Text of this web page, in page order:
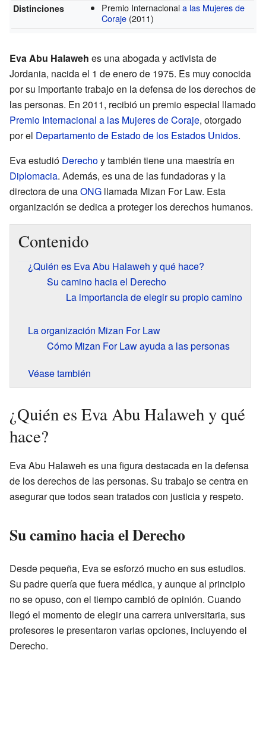
Distinciones Premio Internacionala las Mujeres de
Coraje (2011)
Eva Abu Halaweh es una abogada y activista de
Jordania, nacida el 1 de enero de 1975. Es muy conocida
por su importante trabajo en la defensa de los derechos de
las personas. En 2011, recibió un premio especial llamado
Premio Internacional a las Mujeres de Coraje, otorgado
por el Departamento de Estado de los Estados Unidos.
Eva estudió Derechoy también tiene una maestría en
Diplomacia. Además, es una de las fundadoras y la
directora de unaONG llamada Mizan For Law. Esta
organización se dedica a proteger los derechos humanos.
Contenido
¿Quién es Eva Abu Halaweh y qué hace?
Su camino hacia el Derecho
La importancia de elegir su propio camino
La organización Mizan For Law
Cómo Mizan For Law ayuda a las personas
Véase también
¿Quién es Eva Abu Halaweh y qué
hace?
Eva Abu Halaweh es una figura destacada en la defensa
de los derechos de las personas. Su trabajo se centra en
asegurar que todos sean tratados con justicia y respeto.
Su camino hacia el Derecho
Desde pequeña, Eva se esforzó mucho en sus estudios.
Su padre quería que fuera médica, y aunque al principio
no se opuso, con el tiempo cambió de opinión. Cuando
llegó el momento de elegir una carrera universitaria, sus
profesores le presentaron varias opciones, incluyendo el
Derecho.